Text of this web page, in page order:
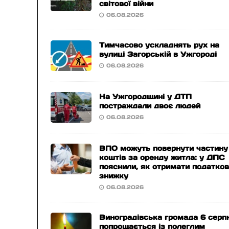
світової війни
06.08.2026
Тимчасово ускладнять рух на
вулиці Загорській в Ужгороді
06.08.2026
На Ужгородщині у ДТП
постраждали двоє людей
06.08.2026
ВПО можуть повернути частину
коштів за оренду житла: у ДПС
пояснили, як отримати
знижку
06.08.2026
Виноградівська громада 6
попрощається із полеглим